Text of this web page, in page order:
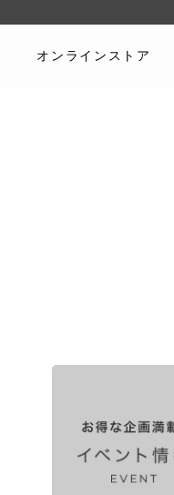
オンラインストア